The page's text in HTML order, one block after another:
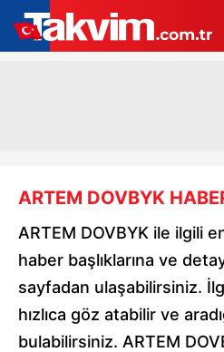
ARTEM DOVBYK
ARTEM DOVBYK ile ilgili
haber başlıklarına ve
sayfadan ulaşabilirsiniz.
hızlıca göz atabilir ve
bulabilirsiniz. ARTEM